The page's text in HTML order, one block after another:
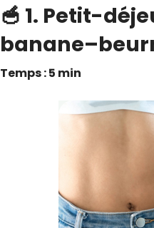
🥣 1. Petit-
Temps : 5 min